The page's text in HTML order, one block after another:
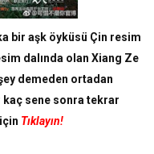
bir aşk öyküsü Çin resim
dalında olan Xiang Ze
demeden ortadan
kaç sene sonra tekrar
Tıklayın!